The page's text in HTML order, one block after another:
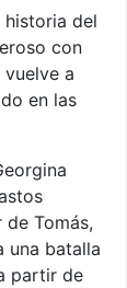
historia del
con
a
en las
Tomás,
una batalla
partir de